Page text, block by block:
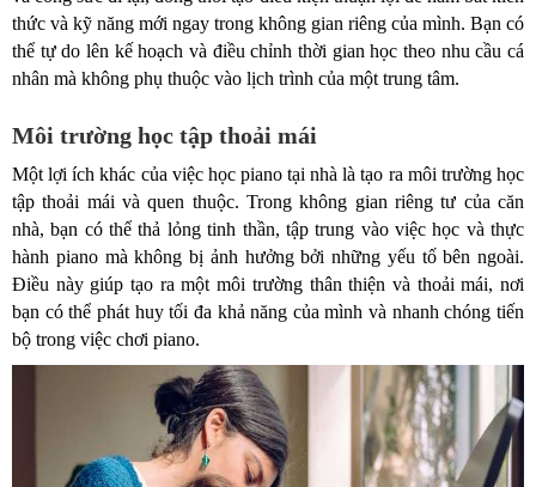
thức và kỹ năng mới ngay trong không gian riêng của mình. Bạn có
thể tự do lên kế hoạch và điều chỉnh thời gian học theo nhu cầu cá
nhân mà không phụ thuộc vào lịch trình của một trung tâm.
Môi trường học tập thoải mái
Một lợi ích khác của việc học piano tại nhà là tạo ra môi trường học
tập thoải mái và quen thuộc. Trong không gian riêng tư của căn
nhà, bạn có thể thả lỏng tinh thần, tập trung vào việc học và thực
hành piano mà không bị ảnh hưởng bởi những yếu tố bên ngoài.
Điều này giúp tạo ra một môi trường thân thiện và thoải mái, nơi
bạn có thể phát huy tối đa khả năng của mình và nhanh chóng tiến
bộ trong việc chơi piano.